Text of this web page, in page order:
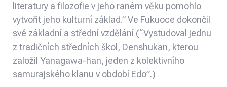
literatury a filozofie v jeho raném věku pomohlo
vytvořit jeho kulturní základ.” Ve Fukuoce dokončil
své základní a střední vzdělání (“Vystudoval jednu
z tradičních středních škol, Denshukan, kterou
založil Yanagawa-han, jeden z kolektivního
samurajského klanu v období Edo”.)